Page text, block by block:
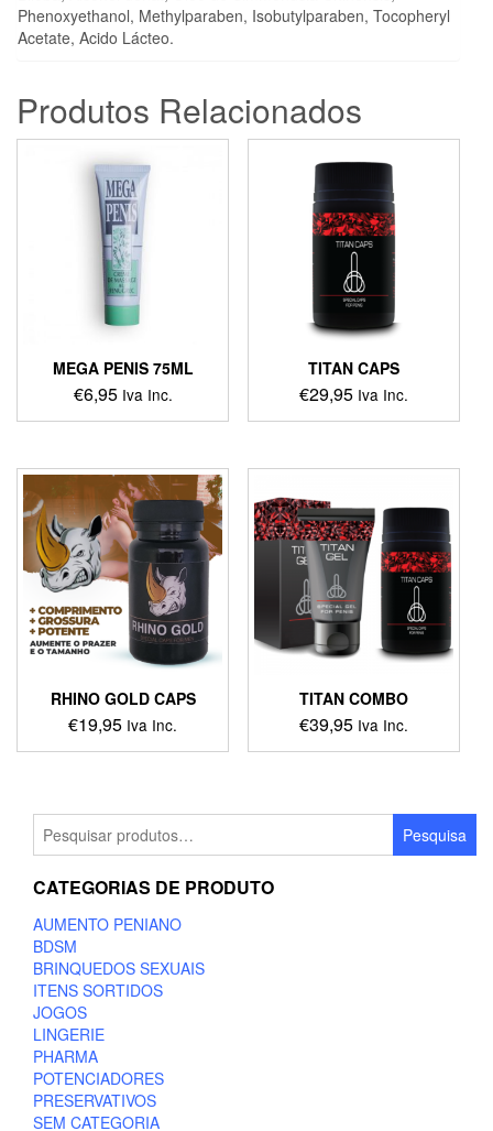
Phenoxyethanol, Methylparaben, Isobutylparaben, Tocopheryl
Acetate, Acido Lácteo.
Produtos Relacionados
MEGA PENIS 75ML
€6,95 Iva Inc.
TITAN CAPS
€29,95 Iva Inc.
RHINO GOLD CAPS
€19,95 Iva Inc.
TITAN COMBO
€39,95 Iva Inc.
por:
Pesquisa
CATEGORIAS DE PRODUTO
AUMENTO PENIANO
BDSM
BRINQUEDOS SEXUAIS
ITENS SORTIDOS
JOGOS
LINGERIE
PHARMA
POTENCIADORES
PRESERVATIVOS
SEM CATEGORIA